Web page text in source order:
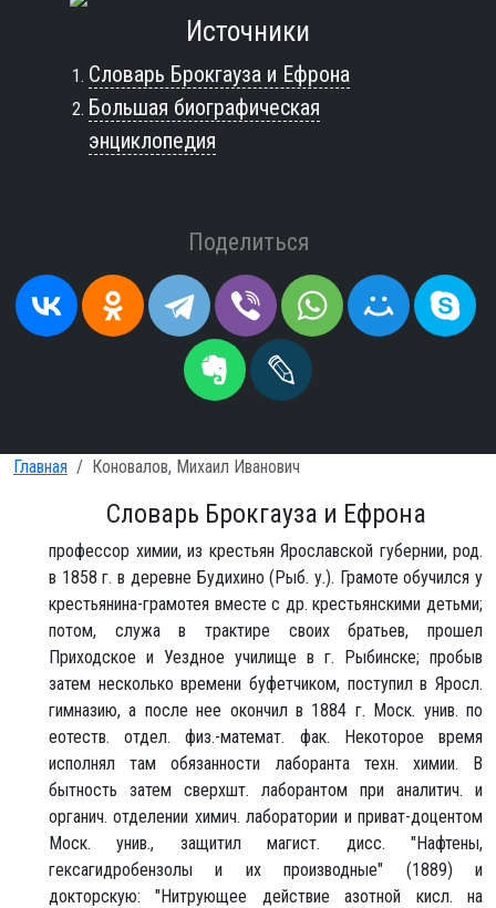
Источники
Словарь Брокгауза и Ефрона
Большая биографическая
энциклопедия
Поделиться
Главная Коновалов, Михаил Иванович
Словарь Брокгауза и Ефрона
профессор химии, из крестьян Ярославской губернии, род.
в 1858 г. в деревне Будихино (Рыб. у.). Грамоте обучился у
крестьянина-грамотея вместе с др. крестьянскими детьми;
потом, служа в трактире своих братьев, прошел
Приходское и Уездное училище в г. Рыбинске; пробыв
затем несколько времени буфетчиком, поступил в Яросл.
гимназию, а после нее окончил в 1884 г. Моск. унив. по
еотеств. отдел. физ.-математ. фак. Некоторое время
исполнял там обязанности лаборанта техн. химии. В
бытность затем сверхшт. лаборантом при аналитич. и
органич. отделении химич. лаборатории и приват-доцентом
Моск. унив., защитил магист. дисс. "Нафтены,
гексагидробензолы и их производные" (1889) и
докторскую: "Нитрующее действие азотной кисл. на